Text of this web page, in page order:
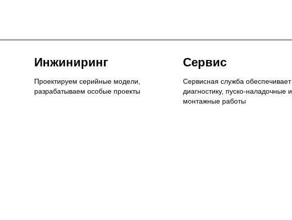
Инжиниринг
Проектируем серийные модели,
разрабатываем особые проекты
Сервис
Сервисная служба обеспечивает
диагностику, пуско-наладочные и
монтажные работы